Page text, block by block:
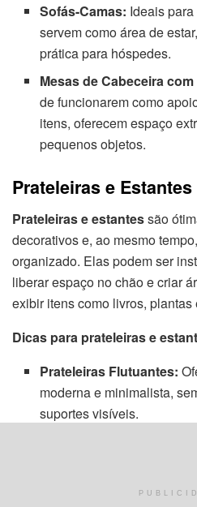
Sofás-Camas: Ideais
servem como área de
prática para hóspedes.
Mesas de Cabeceira
de funcionarem como
itens, oferecem espaço
pequenos objetos.
Prateleiras e Estantes
Prateleiras e estantessão
decorativos e, ao mesmo
organizado. Elas podem ser
liberar espaço no chão e criar
exibir itens como livros, plantas
Dicas para prateleiras e
Prateleiras Flutuantes:
moderna e minimalista,
suportes visíveis.